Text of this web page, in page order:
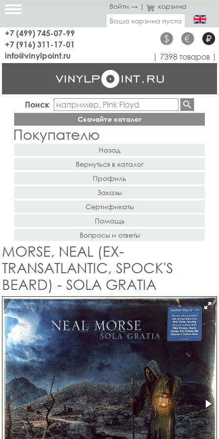
Войти → |
корзина
Ваша корзина пуста
+7 (499) 745-07-99
+7 (916) 311-17-01
$ € ₽
info@vinylpoint.ru | 7398 товаров |
Поиск
Скачайте каталог
Покупателю
Назад
Вернуться в каталог
Профиль
Заказы
Сертификаты
Помощь
Вопросы и ответы
MORSE, NEAL (EX-
TRANSATLANTIC, SPOCK'S
BEARD) - SOLA GRATIA